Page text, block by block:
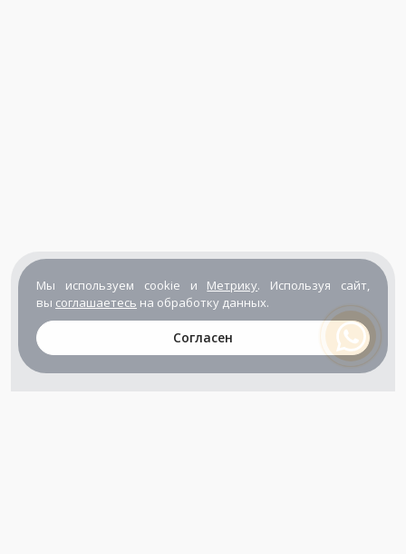
Мы используем cookie и Метрику. Используя сайт,
вы соглашаетесь на обработку данных.
Согласен